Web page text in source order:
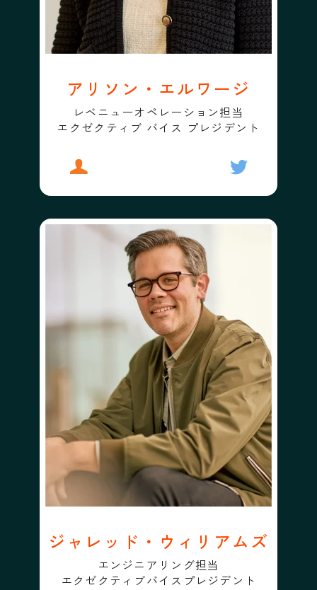
フォローする
アリソン・
アリソン・エルワージ
レベニューオペレーション担当
エクゼクティブ バイス プレジデント
ジャレッド・ウィリアムズ
エンジニアリング担当
エクゼクティブバイスプレジデント